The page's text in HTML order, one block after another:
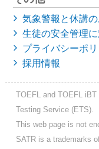
気象警報と休講
生徒の安全管理
プライバシーポ
採用情報
TOEFL and TOEFL
Testing Service (ETS).
This web page is not
SATR is a trademarks